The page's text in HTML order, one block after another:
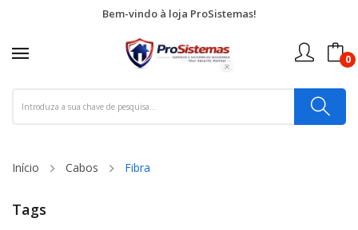
Bem-vindo à loja ProSistemas!
0
Início Cabos Fibra
Tags